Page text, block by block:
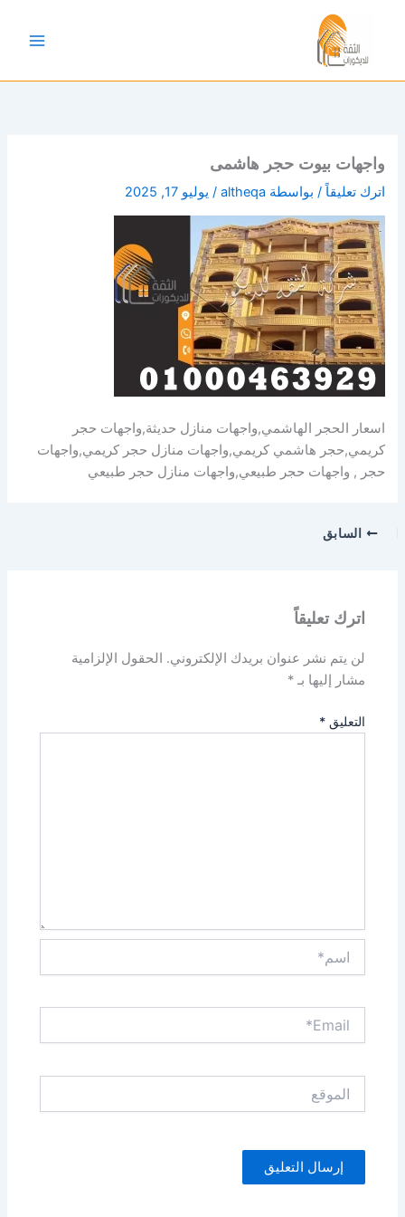
المحتوى
واجهات بيوت حجر هاشمى
اترك تعليقاً / بواسطة altheqa
/ يوليو 17, 2025
اسعار الحجر الهاشمي,واجهات منازل حديثة,واجهات حجر
كريمي,حجر هاشمي كريمي,واجهات منازل حجر كريمي,واجهات
حجر , واجهات حجر طبيعي,واجهات منازل حجر طبيعي
السابق
اترك تعليقاً
لن يتم نشر عنوان بريدك الإلكتروني. الحقول الإلزامية
مشار إليها بـ*
التعليق*